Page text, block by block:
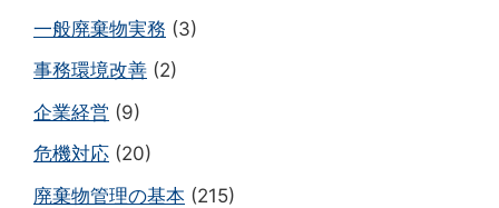
一般廃棄物実務 (3)
事務環境改善 (2)
企業経営 (9)
危機対応 (20)
廃棄物管理の基本 (215)